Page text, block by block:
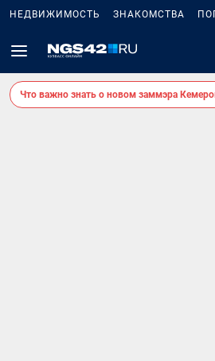
НЕДВИЖИМОСТЬ ЗНАКОМСТВА
Что важно знать о новом заммэра